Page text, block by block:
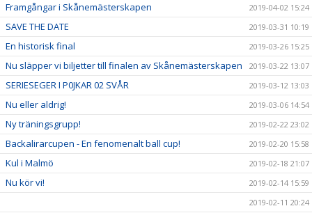
Framgångar i Skånemästerskapen 2019-04-02 15:24
SAVE THE DATE 2019-03-31 10:19
En historisk final 2019-03-26 15:25
Nu släpper vi biljetter till finalen av Skånemästerskapen 2019-03-22 13:07
SERIESEGER I P0JKAR 02 SVÅR 2019-03-12 13:03
Nu eller aldrig! 2019-03-06 14:54
Ny träningsgrupp! 2019-02-22 23:02
Backalirarcupen - En fenomenalt ball cup! 2019-02-20 15:58
Kul i Malmö 2019-02-18 21:07
Nu kör vi!
2019-02-14 15:59
2019-02-11 20:24